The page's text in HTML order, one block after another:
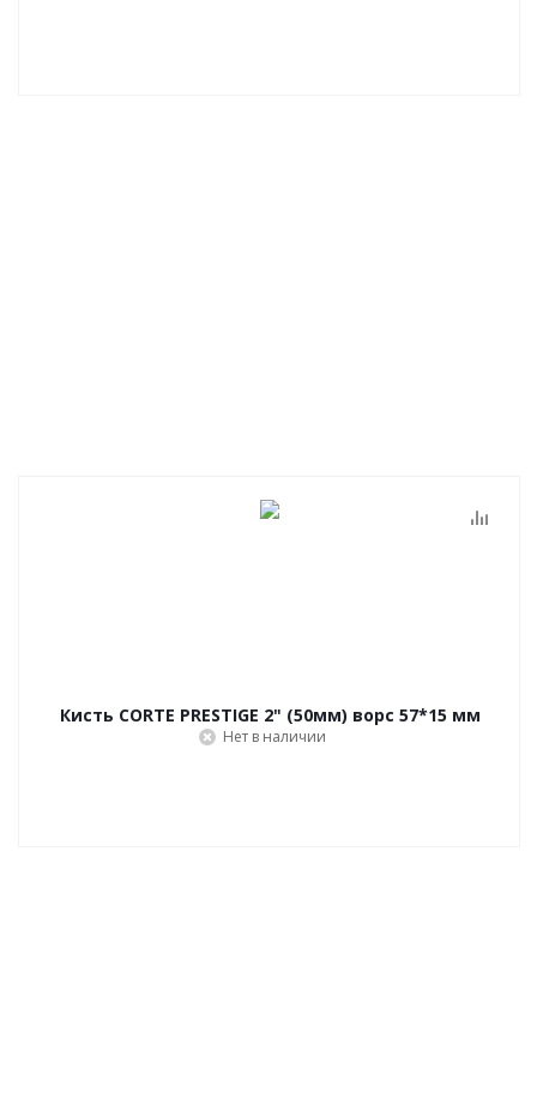
Кисть CORTE PRESTIGE 2" (50мм) ворс 57*15 мм
Нет в наличии